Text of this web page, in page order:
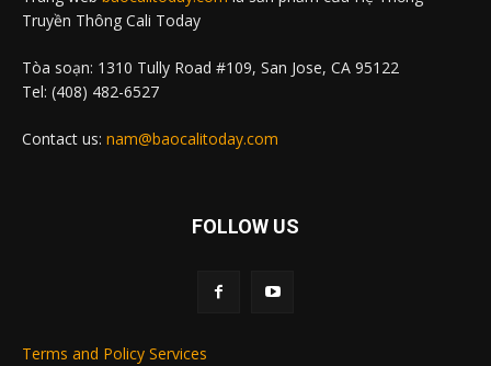
Truyền Thông Cali Today
Tòa soạn: 1310 Tully Road #109, San Jose, CA 95122
Tel: (408) 482-6527
Contact us: nam@baocalitoday.com
FOLLOW US
Terms and Policy Services